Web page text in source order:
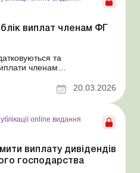
виплат членам ФГ
та
членам
дивідендами.
інструкція з
На відміну від
20.03.2026
online видання
виплату дивідендів
господарства